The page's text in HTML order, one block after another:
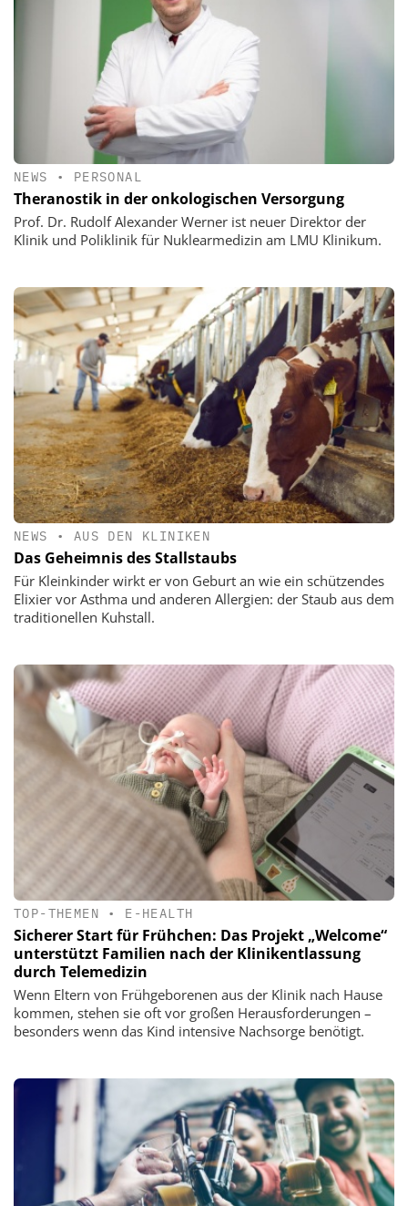
NEWS • PERSONAL
Theranostik in der onkologischen Versorgung
Prof. Dr. Rudolf Alexander Werner ist neuer Direktor der
Klinik und Poliklinik für Nuklearmedizin am LMU Klinikum.
NEWS • AUS DEN KLINIKEN
Das Geheimnis des Stallstaubs
Für Kleinkinder wirkt er von Geburt an wie ein schützendes
Elixier vor Asthma und anderen Allergien: der Staub aus dem
traditionellen Kuhstall.
TOP-THEMEN • E-HEALTH
Sicherer Start für Frühchen: Das Projekt „Welcome“
unterstützt Familien nach der Klinikentlassung
durch Telemedizin
Wenn Eltern von Frühgeborenen aus der Klinik nach Hause
kommen, stehen sie oft vor großen Herausforderungen –
besonders wenn das Kind intensive Nachsorge benötigt.